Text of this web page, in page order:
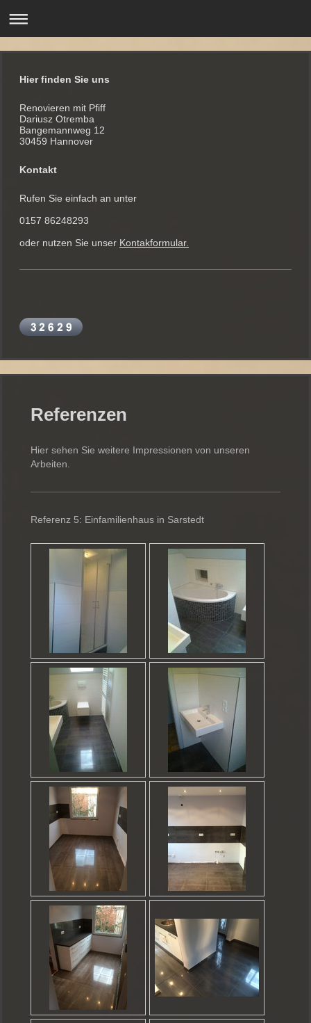
Hier finden Sie uns
Renovieren mit Pfiff
Dariusz Otremba
Bangemannweg 12
30459 Hannover
Kontakt
Rufen Sie einfach an unter
0157 86248293
oder nutzen Sie unser Kontakformular.
Referenzen
Hier sehen Sie weitere Impressionen von unseren
Arbeiten.
Referenz 5: Einfamilienhaus in Sarstedt